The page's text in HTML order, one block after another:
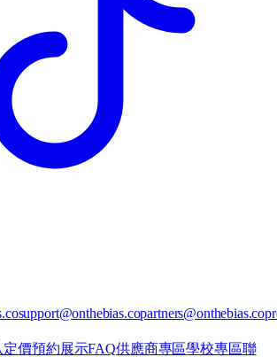
support@onthebias.copartners@onthebias.co
定價預約展示FAQ供應商專區學校專區聯